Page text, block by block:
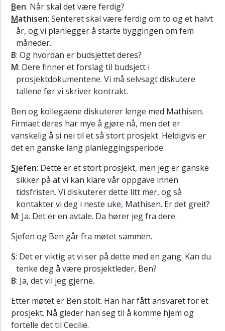
Ben: Når skal det være ferdig?
Mathisen: Senteret skal være ferdig om to og et halvt
år, og vi planlegger å starte byggingen om fem
måneder.
B: Og hvordan er budsjettet deres?
M: Dere finner et forslag til budsjett i
prosjektdokumentene. Vi må selvsagt diskutere
tallene før vi skriver kontrakt.
Ben og kollegaene diskuterer lenge med Mathisen.
Firmaet deres har mye å gjøre nå, men det er
vanskelig å si nei til et så stort prosjekt. Heldigvis er
det en ganske lang planleggingsperiode.
Sjefen: Dette er et stort prosjekt, men jeg er ganske
sikker på at vi kan klare vår oppgave innen
tidsfristen. Vi diskuterer dette litt mer, og så
kontakter vi deg i neste uke, Mathisen. Er det greit?
M: Ja. Det er en avtale. Da hører jeg fra dere.
Sjefen og Ben går fra møtet sammen.
S: Det er viktig at vi ser på dette med en gang. Kan du
tenke deg å være prosjektleder, Ben?
B: Ja, det vil jeg gjerne.
Etter møtet er Ben stolt. Han har fått ansvaret for et
prosjekt. Nå gleder han seg til å komme hjem og
fortelle det til Cecilie.